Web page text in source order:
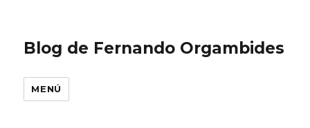
Blog de Fernando Orgambides
MENÚ